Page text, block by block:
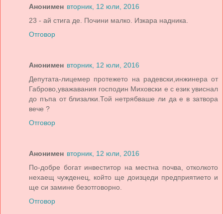
Анонимен вторник, 12 юли, 2016
23 - ай стига де. Почини малко. Изкара надника.
Отговор
Анонимен вторник, 12 юли, 2016
Депутата-лицемер протежето на радевски,инжинера от
Габрово,уважавания господин Миховски е с език увиснал
до пъпа от близалки.Той нетрябваше ли да е в затвора
вече ?
Отговор
Анонимен вторник, 12 юли, 2016
По-добре богат инвеститор на местна почва, отколкото
нехаещ чужденец, който ще доизцеди предприятието и
ще си замине безотговорно.
Отговор